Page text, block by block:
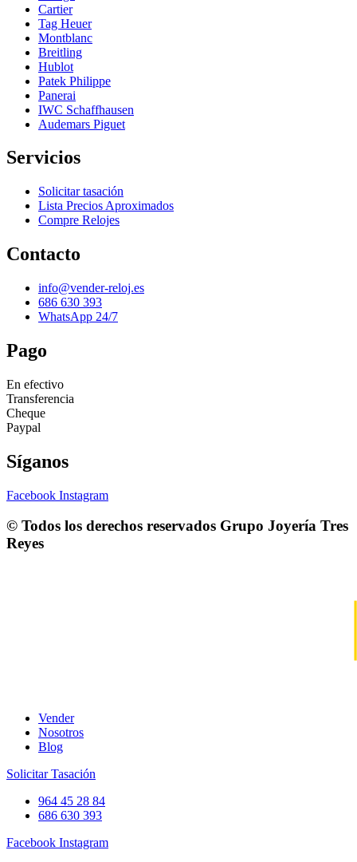
Cartier
Tag Heuer
Montblanc
Breitling
Hublot
Patek Philippe
Panerai
IWC Schaffhausen
Audemars Piguet
Servicios
Solicitar tasación
Lista Precios Aproximados
Compre Relojes
Contacto
info@vender-reloj.es
686 630 393
WhatsApp 24/7
Pago
En efectivo
Transferencia
Cheque
Paypal
Síganos
Facebook Instagram
© Todos los derechos reservados Grupo Joyería Tres
Reyes
Vender
Nosotros
Blog
Solicitar Tasación
964 45 28 84
686 630 393
Facebook Instagram